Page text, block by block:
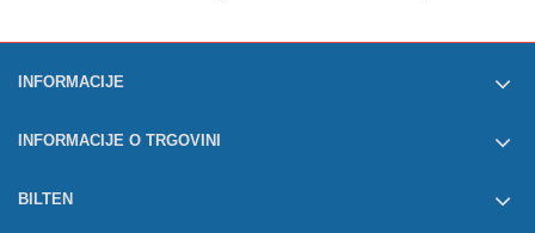
INFORMACIJE
INFORMACIJE O TRGOVINI
BILTEN